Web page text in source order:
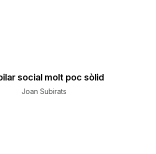
social molt poc sòlid
Joan Subirats